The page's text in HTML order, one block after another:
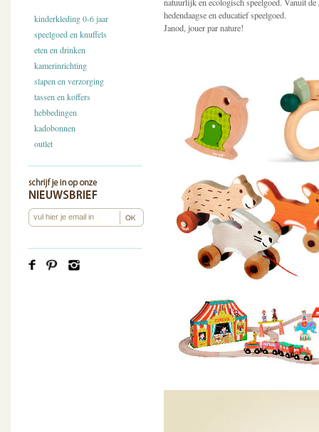
kinderkleding 0-6 jaar
speelgoed en knuffels
eten en drinken
kamerinrichting
slapen en verzorging
tassen en koffers
hebbedingen
kadobonnen
outlet
hedendaagse en educatief speelgoed.
Janod, jouer par nature!